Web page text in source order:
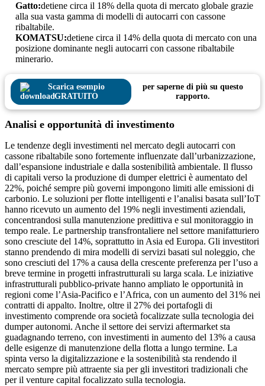
Gatto:detiene circa il 18% della quota di mercato globale grazie
alla sua vasta gamma di modelli di autocarri con cassone
ribaltabile.
KOMATSU:detiene circa il 14% della quota di mercato con una
posizione dominante negli autocarri con cassone ribaltabile
minerario.
Scarica esempio
GRATUITO
per saperne di più su questo
rapporto.
Analisi e opportunità di investimento
Le tendenze degli investimenti nel mercato degli autocarri con
cassone ribaltabile sono fortemente influenzate dall’urbanizzazione,
dall’espansione industriale e dalla sostenibilità ambientale. Il flusso
di capitali verso la produzione di dumper elettrici è aumentato del
22%, poiché sempre più governi impongono limiti alle emissioni di
carbonio. Le soluzioni per flotte intelligenti e l’analisi basata sull’IoT
hanno ricevuto un aumento del 19% negli investimenti aziendali,
concentrandosi sulla manutenzione predittiva e sul monitoraggio in
tempo reale. Le partnership transfrontaliere nel settore manifatturiero
sono cresciute del 14%, soprattutto in Asia ed Europa. Gli investitori
stanno prendendo di mira modelli di servizi basati sul noleggio, che
sono cresciuti del 17% a causa della crescente preferenza per l’uso a
breve termine in progetti infrastrutturali su larga scala. Le iniziative
infrastrutturali pubblico-private hanno ampliato le opportunità in
regioni come l’Asia-Pacifico e l’Africa, con un aumento del 31% nei
contratti di appalto. Inoltre, oltre il 27% dei portafogli di
investimento comprende ora società focalizzate sulla tecnologia dei
dumper autonomi. Anche il settore dei servizi aftermarket sta
guadagnando terreno, con investimenti in aumento del 13% a causa
delle esigenze di manutenzione della flotta a lungo termine. La
spinta verso la digitalizzazione e la sostenibilità sta rendendo il
mercato sempre più attraente sia per gli investitori tradizionali che
per il venture capital focalizzato sulla tecnologia.